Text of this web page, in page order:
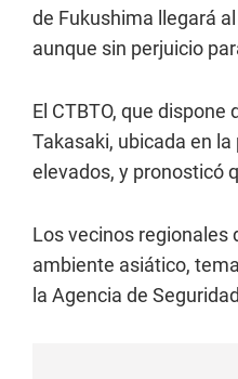
de Fukushima llegará
aunque sin perjuicio
El CTBTO, que
Takasaki, ubicada en
elevados, y pronosticó
Los vecinos regionales
ambiente asiático,
la Agencia de